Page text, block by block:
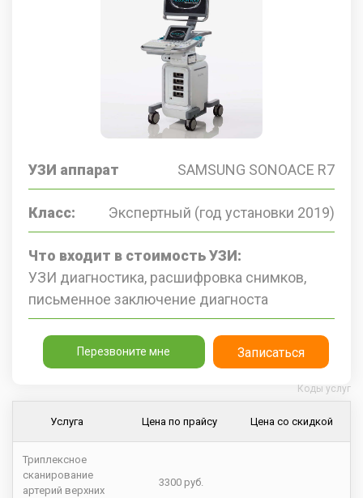
УЗИ аппарат SAMSUNG SONOACE R7
Класс: Экспертный (год установки 2019)
Что входит в стоимость УЗИ:
УЗИ диагностика, расшифровка снимков,
письменное заключение диагноста
Перезвоните мне Записаться
Услуга Цена по прайсу Цена со скидкой
Триплексное
сканирование
артерий верхних
3300 руб.
Коды услуг